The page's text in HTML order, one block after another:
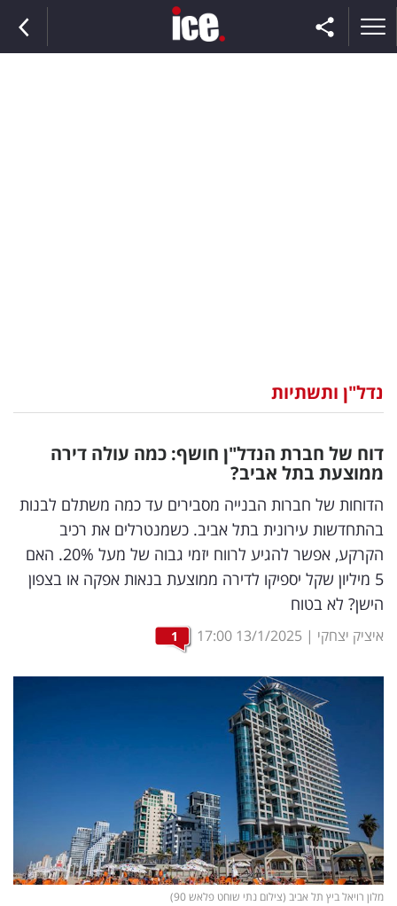
וצרכנות
דיגיטל
וטק
שיווק
ופרסום
משפט
מדדים
ומחקרים
רכילות
עסקית
קריפטו
ויראלי
נדל"ן ותשתיות
דוח של חברת הנדל"ן חושף: כמה עולה דירה
ממוצעת בתל אביב?
הדוחות של חברות הבנייה מסבירים עד כמה משתלם לבנות
בהתחדשות עירונית בתל אביב. כשמנטרלים את רכיב
הקרקע, אפשר להגיע לרווח יזמי גבוה של מעל 20%. האם
5 מיליון שקל יספיקו לדירה ממוצעת בנאות אפקה או בצפון
הישן? לא בטוח
איציק יצחקי |
13/1/2025
17:00
1
מלון רויאל ביץ תל אביב (צילום נתי שוחט פלאש 90)